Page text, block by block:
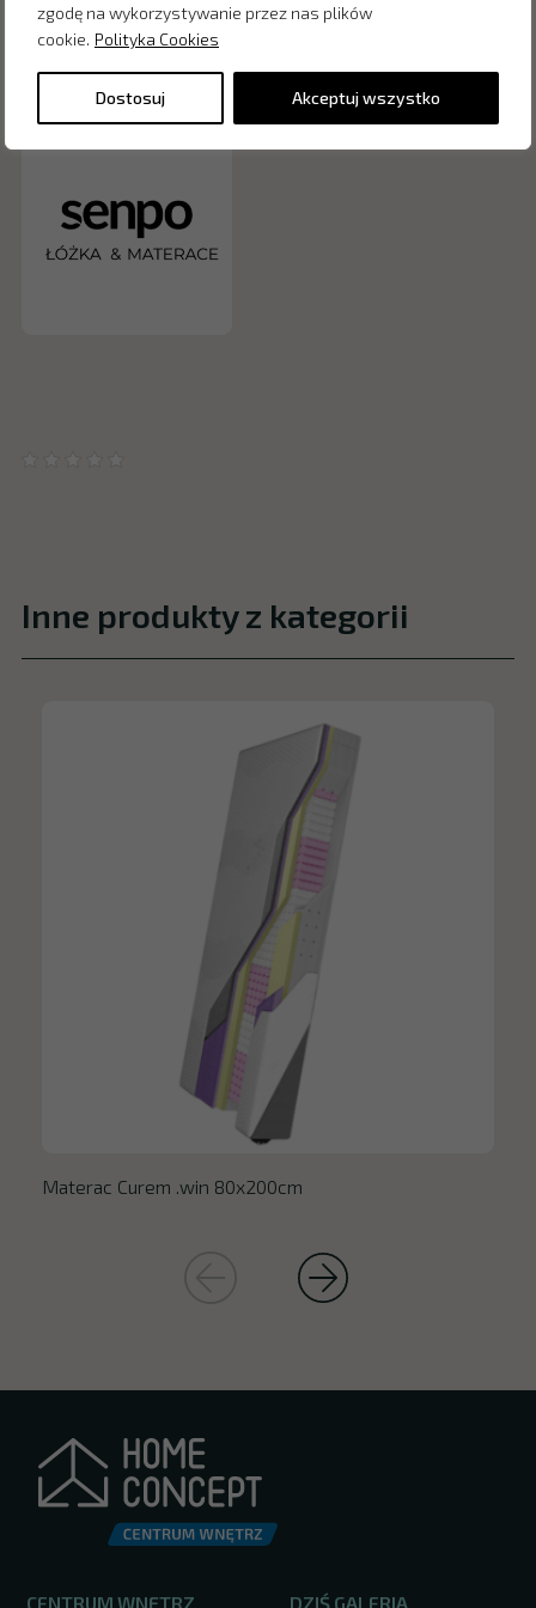
zgodę na wykorzystywanie przez nas plików
cookie. Polityka Cookies
Dostosuj Akceptuj wszystko
Zapytaj o cenę w salonie:
Inne produkty z kategorii
Materac Curem .win 80x200cm
CENTRUM WNĘTRZ DZIŚ GALERIA